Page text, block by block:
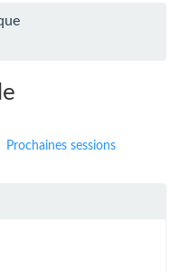
Prochaines sessions